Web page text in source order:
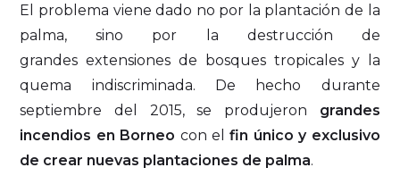
El problema viene dado no por la plantación de la
palma, sino por la destrucción de
grandes extensiones de bosques tropicales y la
quema indiscriminada. De hecho durante
septiembre del 2015, se produjeron grandes
incendios en Borneo con elfin único y exclusivo
de crear nuevas plantaciones de palma.